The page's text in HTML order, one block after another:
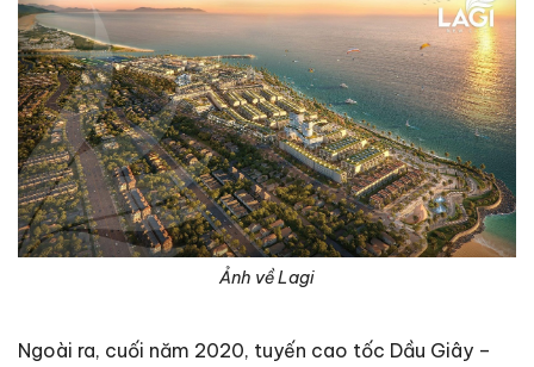
Ảnh về Lagi
Ngoài ra, cuối năm 2020, tuyến cao tốc Dầu Giây –